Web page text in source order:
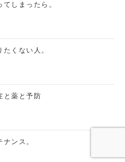
てしまったら。
くない人。
と薬と予防
ンス。